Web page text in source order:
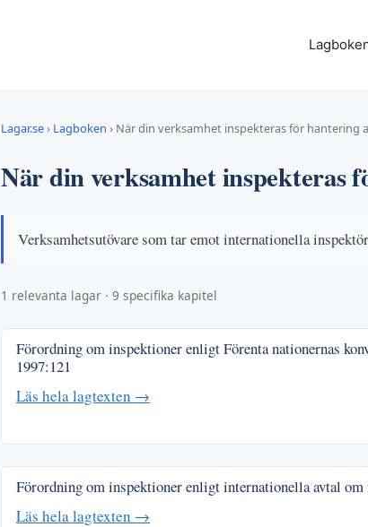
Lagar.se› Lagboken › När din verksamhet inspekteras för hantering
När din verksamhet inspekteras
Verksamhetsutövare som tar emot internationella
1 relevanta lagar · 9 specifika kapitel
Förordning om inspektioner enligt Förenta nationernas
1997:121
Läs hela lagtexten →
Förordning om inspektioner enligt internationella avtal om
Läs hela lagtexten →